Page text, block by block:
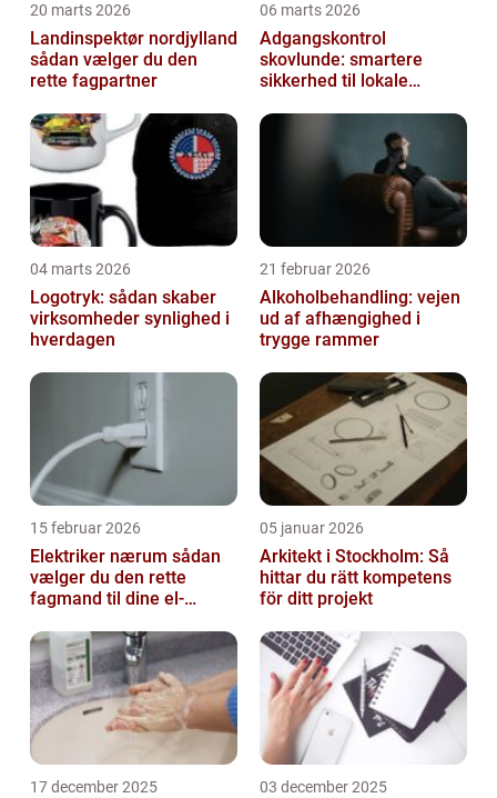
20 marts 2026
Landinspektør nordjylland
sådan vælger du den
rette fagpartner
06 marts 2026
Adgangskontrol
skovlunde: smartere
sikkerhed til lokale
04 marts 2026
Logotryk: sådan skaber
virksomheder synlighed i
hverdagen
21 februar 2026
Alkoholbehandling: vejen
ud af afhængighed i
trygge rammer
15 februar 2026
Elektriker nærum sådan
vælger du den rette
fagmand til dine el-
05 januar 2026
Arkitekt i Stockholm: Så
hittar du rätt kompetens
för ditt projekt
17 december 2025 03 december 2025